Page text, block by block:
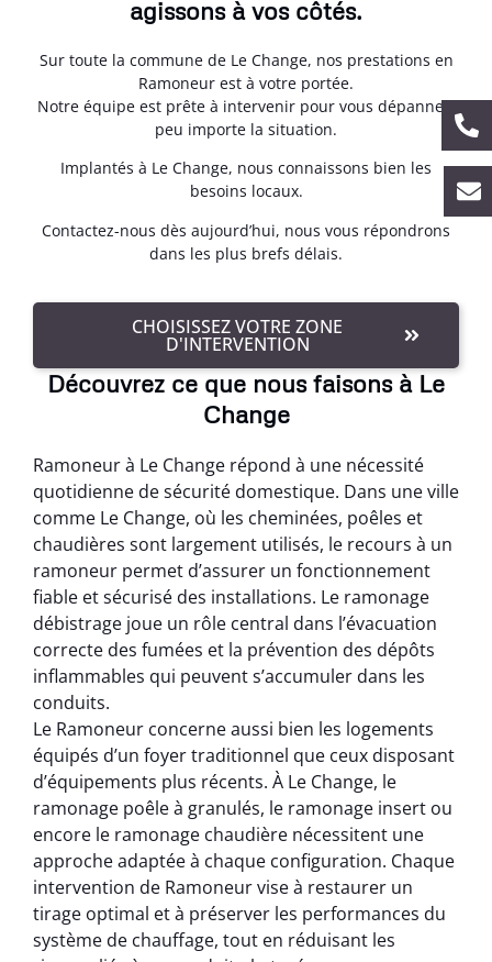
agissons à vos côtés.
Sur toute la commune de Le Change, nos prestations en
Ramoneur est à votre portée.
Notre équipe est prête à intervenir pour vous dépanner,
peu importe la situation.
Implantés à Le Change, nous connaissons bien les
besoins locaux.
Contactez-nous dès aujourd’hui, nous vous répondrons
dans les plus brefs délais.
CHOISISSEZ VOTRE ZONE
D'INTERVENTION
Découvrez ce que nous faisons à Le
Change
Ramoneur à Le Change répond à une nécessité
quotidienne de sécurité domestique. Dans une ville
comme Le Change, où les cheminées, poêles et
chaudières sont largement utilisés, le recours à un
ramoneur permet d’assurer un fonctionnement
fiable et sécurisé des installations. Le ramonage
débistrage joue un rôle central dans l’évacuation
correcte des fumées et la prévention des dépôts
inflammables qui peuvent s’accumuler dans les
conduits.
Le Ramoneur concerne aussi bien les logements
équipés d’un foyer traditionnel que ceux disposant
d’équipements plus récents. À Le Change, le
ramonage poêle à granulés, le ramonage insert ou
encore le ramonage chaudière nécessitent une
approche adaptée à chaque configuration. Chaque
intervention de Ramoneur vise à restaurer un
tirage optimal et à préserver les performances du
système de chauffage, tout en réduisant les